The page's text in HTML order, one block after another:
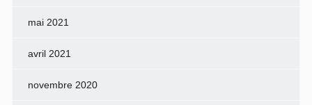
mai 2021
avril 2021
novembre 2020